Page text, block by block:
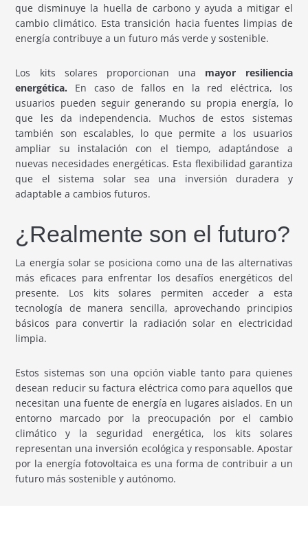
que disminuye la huella de carbono y ayuda a mitigar el
cambio climático. Esta transición hacia fuentes limpias de
energía contribuye a un futuro más verde y sostenible.
Los kits solares proporcionan una mayor resiliencia
energética. En caso de fallos en la red eléctrica, los
usuarios pueden seguir generando su propia energía, lo
que les da independencia. Muchos de estos sistemas
también son escalables, lo que permite a los usuarios
ampliar su instalación con el tiempo, adaptándose a
nuevas necesidades energéticas. Esta flexibilidad garantiza
que el sistema solar sea una inversión duradera y
adaptable a cambios futuros.
¿Realmente son el futuro?
La energía solar se posiciona como una de las alternativas
más eficaces para enfrentar los desafíos energéticos del
presente. Los kits solares permiten acceder a esta
tecnología de manera sencilla, aprovechando principios
básicos para convertir la radiación solar en electricidad
limpia.
Estos sistemas son una opción viable tanto para quienes
desean reducir su factura eléctrica como para aquellos que
necesitan una fuente de energía en lugares aislados. En un
entorno marcado por la preocupación por el cambio
climático y la seguridad energética, los kits solares
representan una inversión ecológica y responsable. Apostar
por la energía fotovoltaica es una forma de contribuir a un
futuro más sostenible y autónomo.